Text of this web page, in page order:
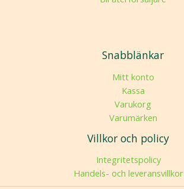
Snabblänkar
Mitt konto
Kassa
Varukorg
Varumärken
Villkor och policy
Integritetspolicy
Handels- och leveransvillkor